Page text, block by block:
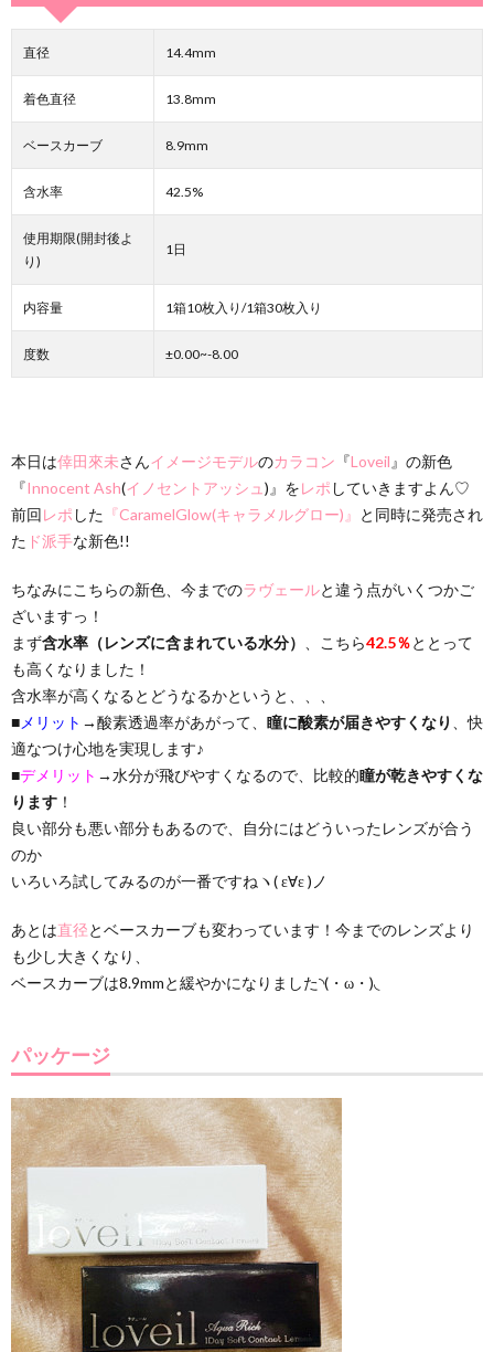
直径 14.4mm
着色直径 13.8mm
ベースカーブ 8.9mm
含水率 42.5%
使用期限(開封後よ
り)
1日
内容量 1箱10枚入り/1箱30枚入り
度数 ±0.00~-8.00
本日は倖田來未さんイメージモデルのカラコン 『Loveil 』の新色
『Innocent Ash(イノセントアッシュ )』をレポ していきますよん♡
前回レポ した 『CaramelGlow(キャラメルグロー)』 と同時に発売され
た ド派手な新色!!
ちなみにこちらの新色、今までのラヴェールと違う点がいくつかご
ざいますっ！
まず含水率（レンズに含まれている水分） 、こちら42.5％ととって
も高くなりました！
含水率が高くなるとどうなるかというと、、、
■ メリット →酸素透過率があがって、 瞳に酸素が届きやすくなり
、快
適なつけ心地を実現します♪
■デメリット →水分が飛びやすくなるので、比較的瞳が乾きやすくな
ります ！
良い部分も悪い部分もあるので、自分にはどういったレンズが合う
のか
いろいろ試してみるのが一番ですねヽ( ε∀ε )ノ
あとは直径とベースカーブも変わっています！今までのレンズより
も少し大きくなり、
ベースカーブは8.9mmと緩やかになりました◝(・ω・)◟
パッケージ